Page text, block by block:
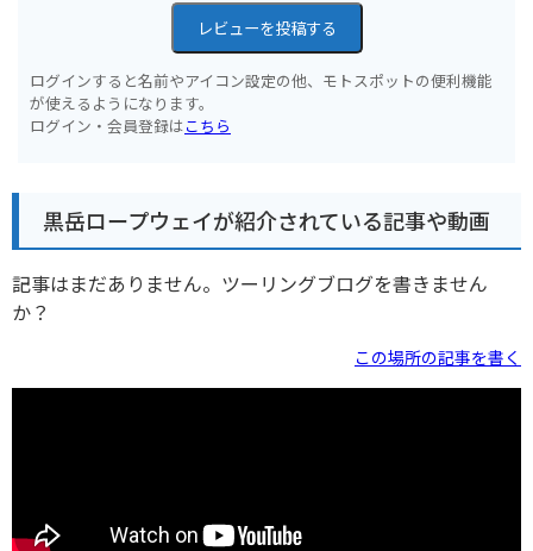
レビューを投稿する
ログインすると名前やアイコン設定の他、モトスポットの便利機能
が使えるようになります。
ログイン・会員登録はこちら
黒岳ロープウェイが紹介されている記事や動画
記事はまだありません。ツーリングブログを書きません
か？
この場所の記事を書く